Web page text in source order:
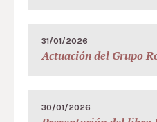
31/01/2026
Actuación del Grupo
30/01/2026